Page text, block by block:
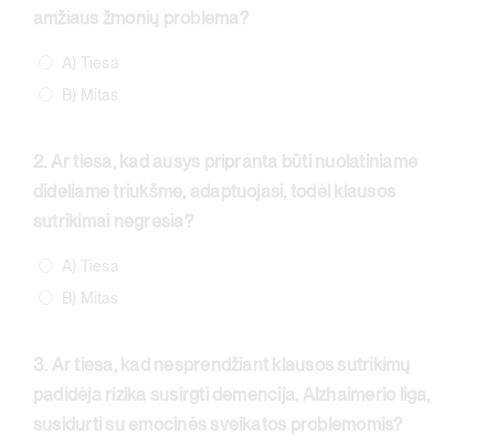
amžiaus žmonių problema?
A) Tiesa
B) Mitas
2. Ar tiesa, kad ausys pripranta būti nuolatiniame
dideliame triukšme, adaptuojasi, todėl klausos
sutrikimai negresia?
A) Tiesa
B) Mitas
3. Ar tiesa, kad nesprendžiant klausos sutrikimų
padidėja rizika susirgti demencija, Alzhaimerio liga,
susidurti su emocinės sveikatos problemomis?